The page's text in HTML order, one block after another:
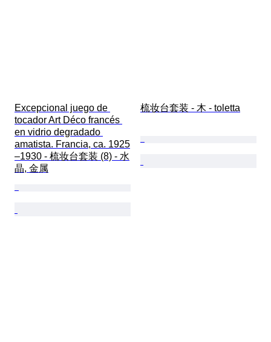
Excepcional juego de
tocador Art Déco francés
en vidrio degradado
amatista. Francia, ca. 1925
–1930 - 梳妆台套装 (8) - 水
晶, 金属
梳妆台套装 - 木 - toletta